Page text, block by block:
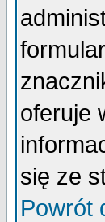
oferuje
się ze
Powrót